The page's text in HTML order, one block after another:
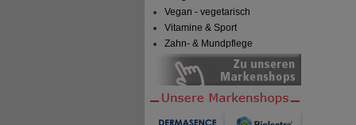
Vegan - vegetarisch
Vitamine & Sport
Zahn- & Mundpflege